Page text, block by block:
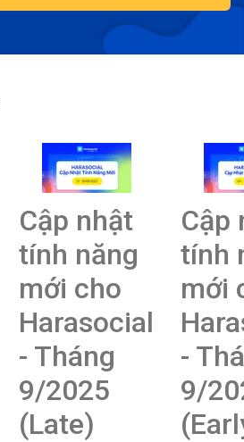
Cập nhật
tính năng
mới cho
Harasocial
- Tháng
9/2025
(Late)
Cập
tính
mới
-
9/